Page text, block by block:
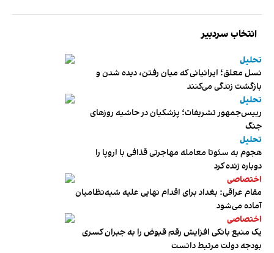
انتخاب سردبیر
تحلیل
نسل معلق؛ ایرانیانی که میان رفتن، دیده شدن و
بازگشت زندگی می‌کنند
تحلیل
رییس‌جمهور تشریفات؛ پزشکیان در حاشیه روزهای
جنگ
تحلیل
هجوم به سئوتا معامله مهاجرتی قذافی با اروپا را
دوباره زنده کرد
اختصاصی
مقام عراقی: بغداد برای اقدام نهایی علیه شبه‌نظامیان
آماده می‌شود
اختصاصی
یک منبع بانکی افزایش رقم قبوض را به جبران کسری
بودجه دولت مرتبط دانست